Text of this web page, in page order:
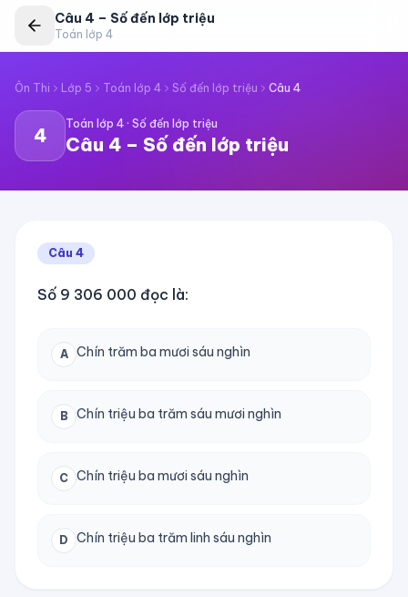
Câu 4 – Số đến lớp triệu
Toán lớp 4
Ôn Thi Lớp 5 Toán lớp 4 Số đến lớp triệu Câu 4
4
Toán lớp 4 · Số đến lớp triệu
Câu 4 – Số đến lớp triệu
Câu 4
Số 9 306 000 đọc là:
A Chín trăm ba mươi sáu nghìn
B Chín triệu ba trăm sáu mươi nghìn
C Chín triệu ba mươi sáu nghìn
D Chín triệu ba trăm linh sáu nghìn